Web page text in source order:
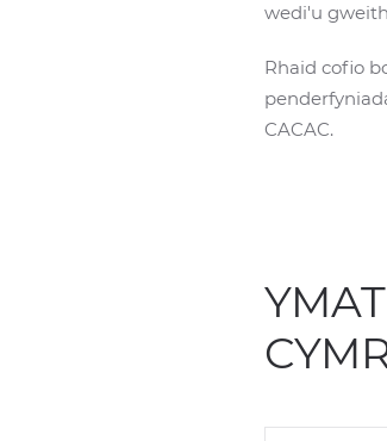
wedi'u
Rhaid cofio
CACAC.